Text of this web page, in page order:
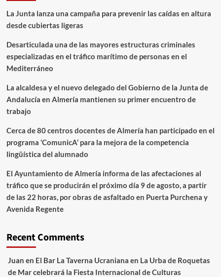
La Junta lanza una campaña para prevenir las caídas en altura
desde cubiertas ligeras
Desarticulada una de las mayores estructuras criminales
especializadas en el tráfico marítimo de personas en el
Mediterráneo
La alcaldesa y el nuevo delegado del Gobierno de la Junta de
Andalucía en Almería mantienen su primer encuentro de
trabajo
Cerca de 80 centros docentes de Almería han participado en el
programa ‘ComunicA’ para la mejora de la competencia
lingüística del alumnado
El Ayuntamiento de Almería informa de las afectaciones al
tráfico que se producirán el próximo día 9 de agosto, a partir
de las 22 horas, por obras de asfaltado en Puerta Purchena y
Avenida Regente
Recent Comments
Juan en El Bar La Taverna Ucraniana en La Urba de Roquetas
de Mar celebrará la Fiesta Internacional de Culturas